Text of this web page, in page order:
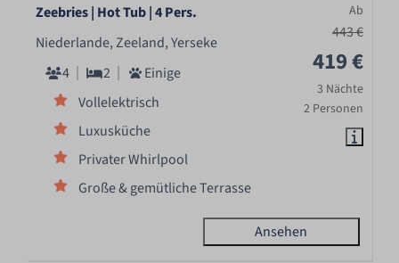
Ab
443 €
419 €
3 Nächte
2 Personen
Zeebries | Hot Tub | 4 Pers.
Niederlande, Zeeland, Yerseke
4
2
Einige
Vollelektrisch
Luxusküche
Privater Whirlpool
Große & gemütliche Terrasse
Ansehen